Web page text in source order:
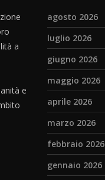
a
e
agosto 2026
luglio 2026
giugno 2026
maggio 2026
aprile 2026
marzo 2026
febbraio 2026
gennaio 2026